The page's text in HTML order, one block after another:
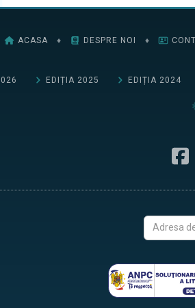
ACASA ♦ DESPRE NOI ♦
EDIȚIA 2025 EDIȚIA 2024